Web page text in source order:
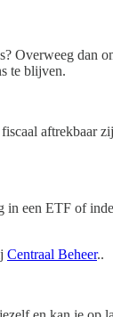
Overweeg dan
te blijven.
een ETF of
Centraal Beheer..